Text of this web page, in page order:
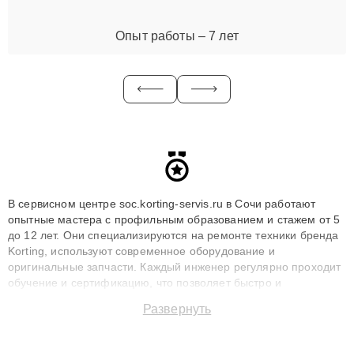
Опыт работы – 7 лет
В сервисном центре soc.korting-servis.ru в Сочи работают
опытные мастера с профильным образованием и стажем от 5
до 12 лет. Они специализируются на ремонте техники бренда
Korting, используют современное оборудование и
оригинальные запчасти. Каждый инженер регулярно проходит
обучение и сертификацию, что позволяет быстро и
сохранением гарантии до 3 лет. Наши мастера решают
Развернуть